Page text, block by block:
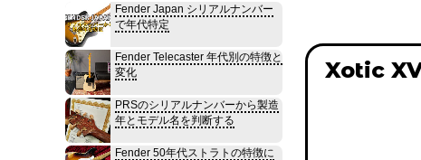
Xotic
Fender Japan シリアルナンバー
で年代特定
Fender Telecaster 年代別の特徴と
変化
PRSのシリアルナンバーから製造
年とモデル名を判断する
Fender 50年代ストラトの特徴に